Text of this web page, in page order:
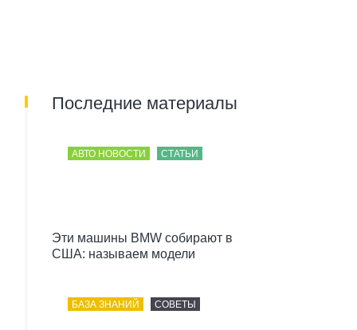
Последние материалы
АВТО НОВОСТИ СТАТЬИ
Эти машины BMW собирают в
США: называем модели
БАЗА ЗНАНИЙ СОВЕТЫ